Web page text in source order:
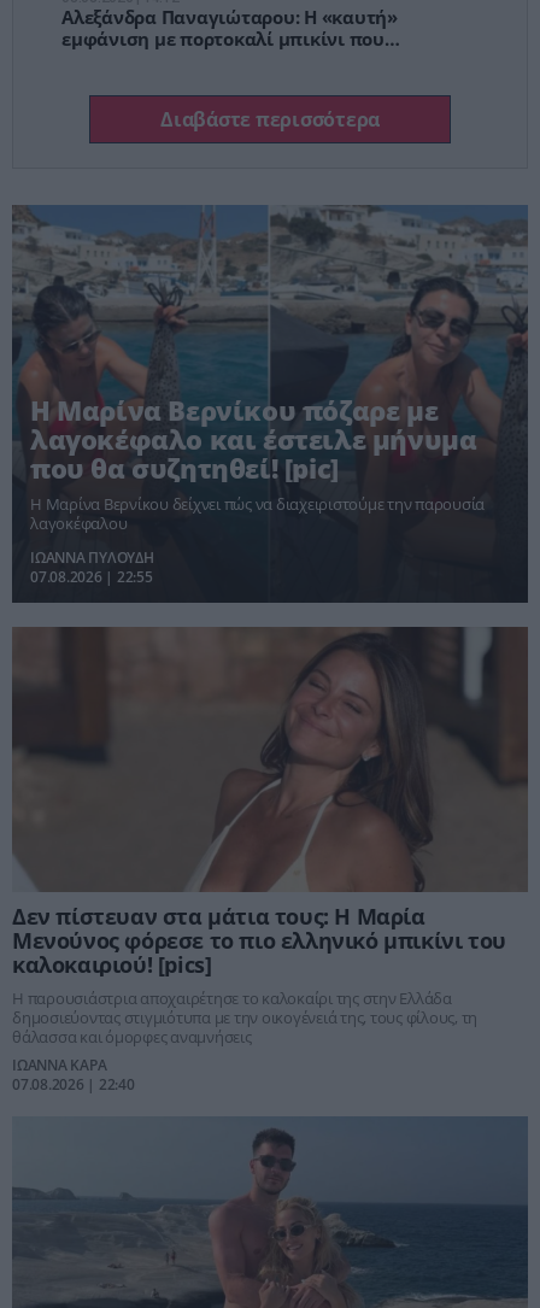
Αλεξάνδρα Παναγιώταρου: Η «καυτή»
εμφάνιση με πορτοκαλί μπικίνι που
Διαβάστε περισσότερα
Η Μαρίνα Βερνίκου πόζαρε με
λαγοκέφαλο και έστειλε μήνυμα
που θα συζητηθεί! [pic]
Η Μαρίνα Βερνίκου δείχνει πώς να διαχειριστούμε την παρουσία
λαγοκέφαλου
ΙΩΑΝΝΑ ΠΥΛΟΥΔΗ
07.08.2026 | 22:55
Δεν πίστευαν στα μάτια τους: Η Μαρία
Μενούνος φόρεσε το πιο ελληνικό μπικίνι του
καλοκαιριού! [pics]
Η παρουσιάστρια αποχαιρέτησε το καλοκαίρι της στην Ελλάδα
δημοσιεύοντας στιγμιότυπα με την οικογένειά της, τους φίλους, τη
θάλασσα και όμορφες αναμνήσεις
ΙΩΑΝΝΑ ΚΑΡΑ
07.08.2026 | 22:40